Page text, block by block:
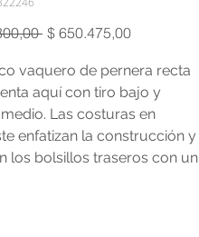
Precio
$ 650.475,00Precio
oferta
vaquero de pernera recta
aquí con tiro bajo y
Las costuras en
enfatizan la construcción y
los bolsillos traseros con un